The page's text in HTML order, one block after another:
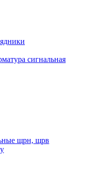
сигнальная
щрн, щрв